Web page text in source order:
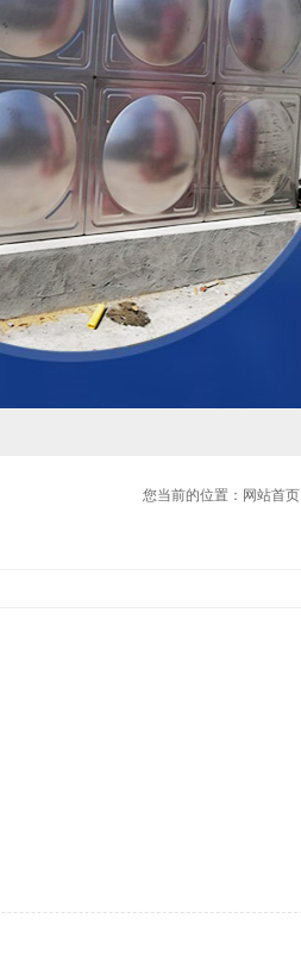
您当前的位置： 网站首页